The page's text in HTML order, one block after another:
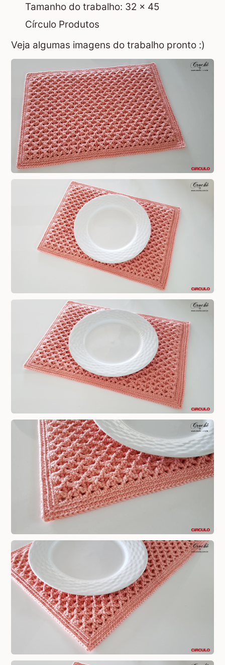
Tamanho do trabalho: 32 x 45
Círculo Produtos
Veja algumas imagens do trabalho pronto :)